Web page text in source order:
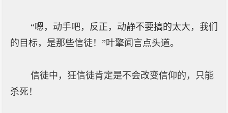
“嗯，动手吧，反正，动静不要搞的太大，我们
的目标，是那些信徒！”叶擎闻言点头道。
信徒中，狂信徒肯定是不会改变信仰的，只能
杀死！